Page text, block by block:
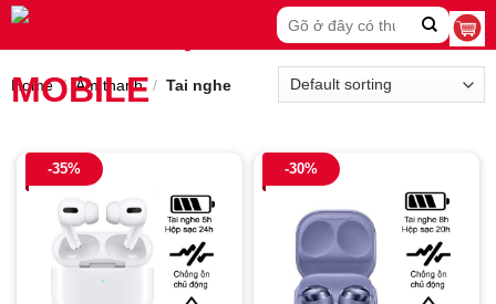
Skip
Search
for:
Home / Âm thanh / Tai nghe
-35% -30%